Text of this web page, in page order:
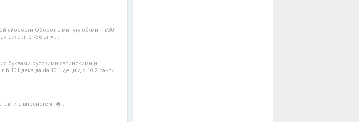
скорости Оборот в минуту об/мин π/30
сила л. с 736 вт = ...
буквами русскими латинскими и
h 101 дека да da 10-1 деци д d 10-2 санти
и с внесистемн�...